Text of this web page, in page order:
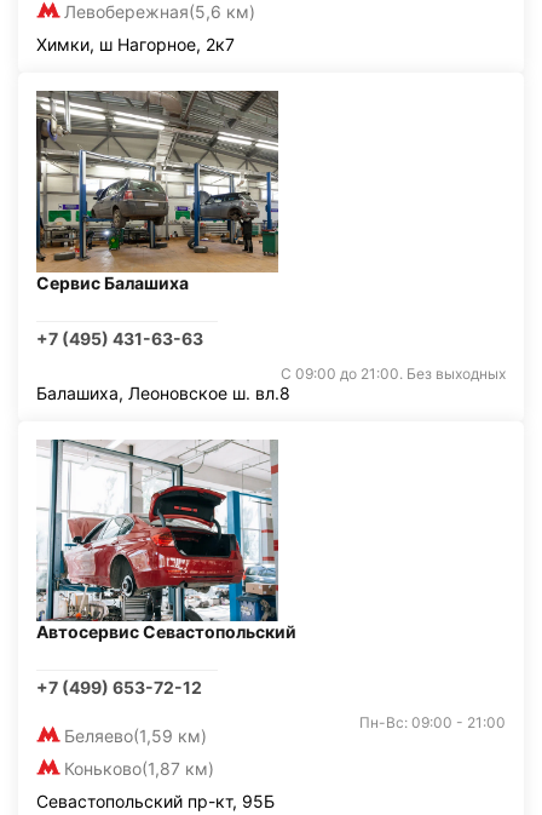
Левобережная(5,6 км)
Химки, ш Нагорное, 2к7
Сервис Балашиха
+7 (495) 431-63-63
С 09:00 до 21:00. Без выходных
Балашиха, Леоновское ш. вл.8
Автосервис Севастопольский
+7 (499) 653-72-12
Беляево(1,59 км)
Коньково(1,87 км)
Пн-Вс: 09:00 - 21:00
Севастопольский пр-кт, 95Б